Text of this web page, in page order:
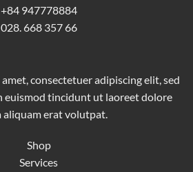
+84 947778884
028. 668 357 66
consectetuer adipiscing elit, sed
euismod tincidunt ut laoreet dolore
aliquam erat volutpat.
Shop
Services